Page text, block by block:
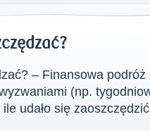
– Finansowa
(np.
udało się